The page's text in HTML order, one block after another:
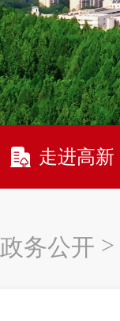
走进高新
政务公开 >